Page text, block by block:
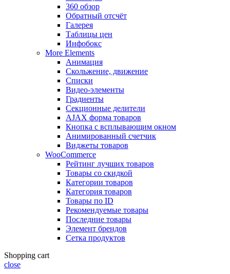
360 обзор
Обратный отсчёт
Галерея
Таблицы цен
Инфобокс
More Elements
Анимация
Скольжение, движение
Списки
Видео-элементы
Градиенты
Секционные делители
AJAX форма товаров
Кнопка с всплывающим окном
Анимированный счетчик
Виджеты товаров
WooCommerce
Рейтинг лучших товаров
Товары со скидкой
Категории товаров
Категория товаров
Товары по ID
Рекомендуемые товары
Последние товары
Элемент брендов
Сетка продуктов
Shopping cart
close